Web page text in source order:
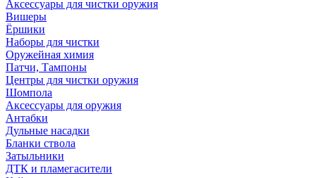
Аксессуары для чистки оружия
Вишеры
Ёршики
Наборы для чистки
Оружейная химия
Патчи, Тампоны
Центры для чистки оружия
Шомпола
Аксессуары для оружия
Антабки
Дульные насадки
Бланки ствола
Затыльники
ДТК и пламегасители